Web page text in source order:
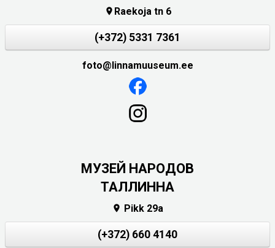
 Raekoja tn 6
(+372) 5331 7361
foto@linnamuuseum.ee
MУЗЕЙ НАРОДОВ
ТАЛЛИННА
 Pikk 29a
(+372) 660 4140